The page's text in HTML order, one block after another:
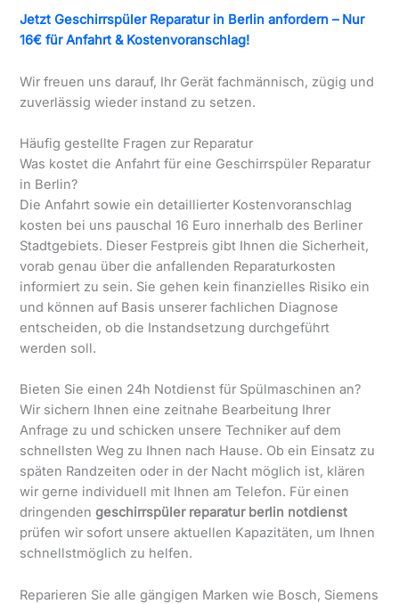
Jetzt Geschirrspüler Reparatur in Berlin anfordern – Nur
16€ für Anfahrt & Kostenvoranschlag!
Wir freuen uns darauf, Ihr Gerät fachmännisch, zügig und
zuverlässig wieder instand zu setzen.
Häufig gestellte Fragen zur Reparatur
Was kostet die Anfahrt für eine Geschirrspüler Reparatur
in Berlin?
Die Anfahrt sowie ein detaillierter Kostenvoranschlag
kosten bei uns pauschal 16 Euro innerhalb des Berliner
Stadtgebiets. Dieser Festpreis gibt Ihnen die Sicherheit,
vorab genau über die anfallenden Reparaturkosten
informiert zu sein. Sie gehen kein finanzielles Risiko ein
und können auf Basis unserer fachlichen Diagnose
entscheiden, ob die Instandsetzung durchgeführt
werden soll.
Bieten Sie einen 24h Notdienst für Spülmaschinen an?
Wir sichern Ihnen eine zeitnahe Bearbeitung Ihrer
Anfrage zu und schicken unsere Techniker auf dem
schnellsten Weg zu Ihnen nach Hause. Ob ein Einsatz zu
späten Randzeiten oder in der Nacht möglich ist, klären
wir gerne individuell mit Ihnen am Telefon. Für einen
dringendengeschirrspüler reparatur berlin notdienst
prüfen wir sofort unsere aktuellen Kapazitäten, um Ihnen
schnellstmöglich zu helfen.
Reparieren Sie alle gängigen Marken wie Bosch, Siemens